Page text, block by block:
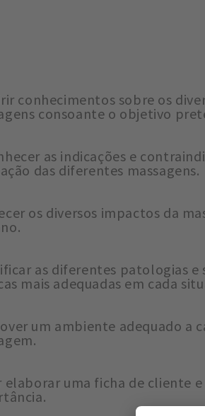
conhecimentos sobre os
consoante o objetivo
as indicações e
das diferentes massagens.
os diversos impactos da
as diferentes patologias e
mais adequadas em cada
um ambiente adequado a
elaborar uma ficha de cliente e